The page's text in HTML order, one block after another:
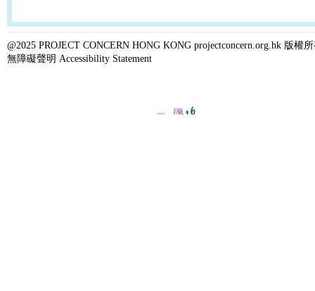
@2025 PROJECT CONCERN HONG KONG projectconcern.org.hk 版權
無障礙聲明 Accessibility Statement